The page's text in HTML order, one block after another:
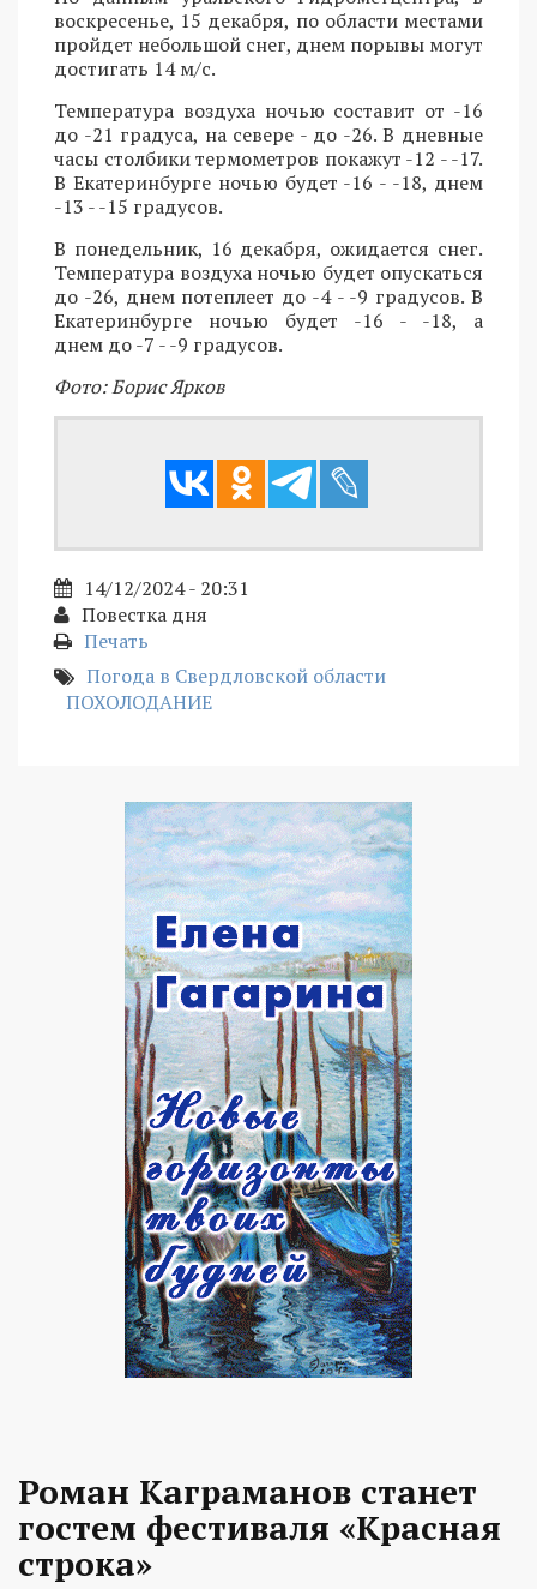
воскресенье, 15 декабря, по области местами
пройдет небольшой снег, днем порывы могут
достигать 14 м/с.
Температура воздуха ночью составит от -16
до -21 градуса, на севере - до -26. В дневные
часы столбики термометров покажут -12 - -17.
В Екатеринбурге ночью будет -16 - -18, днем
-13 - -15 градусов.
В понедельник, 16 декабря, ожидается снег.
Температура воздуха ночью будет опускаться
до -26, днем потеплеет до -4 - -9 градусов. В
Екатеринбурге ночью будет -16 - -18, а
днем до -7 - -9 градусов.
Фото: Борис Ярков
14/12/2024 - 20:31
Повестка дня
Печать
Погода в Свердловской области
ПОХОЛОДАНИЕ
Роман Каграманов станет
гостем фестиваля «Красная
строка»